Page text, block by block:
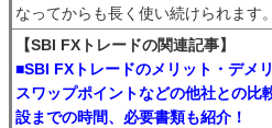
なってからも長く使い続けられます。
【SBI FXトレードの関連記事】
■SBI FXトレードのメリット・デメ
スワップポイントなどの他社との比
設までの時間、必要書類も紹介！